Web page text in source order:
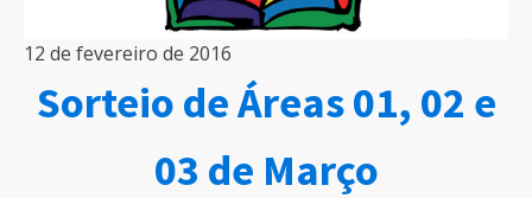
12 de fevereiro de 2016
Sorteio de Áreas 01, 02 e
03 de Março